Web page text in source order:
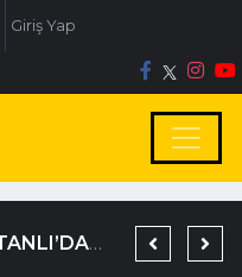
Giriş Yap
DAĞISTANLI’DAN, ÖZLÜ’NÜN OTOGAR KARARINA SERT TEPKİ